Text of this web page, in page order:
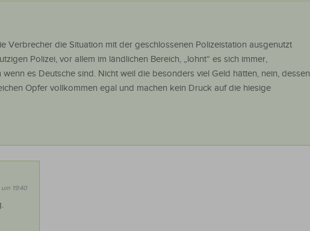
Verbrecher die Situation mit der geschlossenen Polizeistation ausgenutzt
Polizei, vor allem im ländlichen Bereich, „lohnt“ es sich immer,
es Deutsche sind. Nicht weil die besonders viel Geld hätten, nein, dessen
Opfer vollkommen egal und machen kein Druck auf die hiesige
19:40